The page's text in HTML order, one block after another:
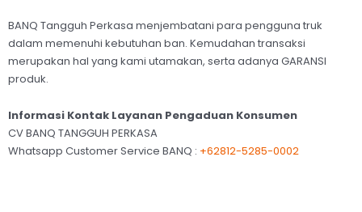
BANQ Tangguh Perkasa menjembatani para pengguna truk
dalam memenuhi kebutuhan ban. Kemudahan transaksi
merupakan hal yang kami utamakan, serta adanya GARANSI
produk.
Informasi Kontak Layanan Pengaduan Konsumen
CV BANQ TANGGUH PERKASA
Whatsapp Customer Service BANQ : +62812-5285-0002